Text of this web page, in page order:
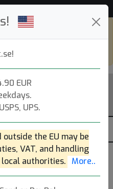
EUR
UPS.
outside the EU may be
VAT, and handling
authorities. More..
Next
red)